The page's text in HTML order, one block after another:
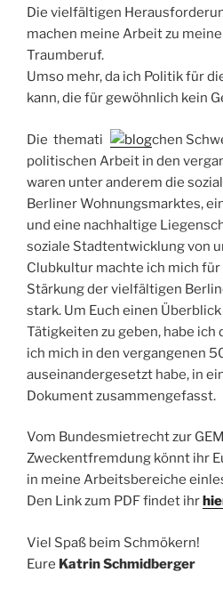
Die vielfältigen
machen meine Arbeit zu
Traumberuf.
Umso mehr, da ich Politik für
kann, die für gewöhnlich kein
Die thematis
chen
politischen Arbeit in den
waren unter anderem die
Berliner Wohnungsmarktes,
und eine nachhaltige
soziale Stadtentwicklung von
Clubkultur machte ich mich für
Stärkung der vielfältigen
stark. Um Euch einen
Tätigkeiten zu geben, habe ich
ich mich in den vergangenen
auseinandergesetzt habe, in
Dokument zusammengefasst.
Vom Bundesmietrecht zur
Zweckentfremdung könnt ihr
in meine Arbeitsbereiche
Den Link zum PDF findet ihr
Viel Spaß beim Schmökern!
Eure Katrin Schmidberger